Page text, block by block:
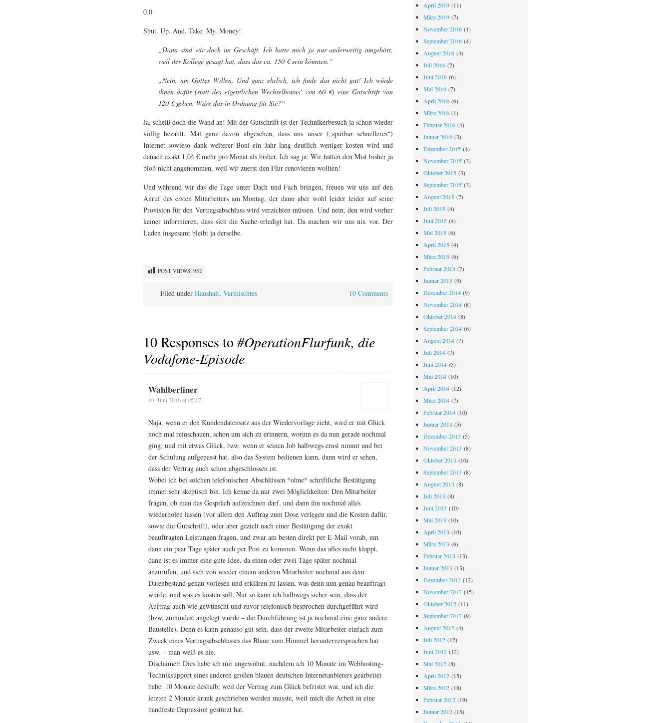
0.0
Shut. Up. And. Take. My. Money!
„Dann sind wir doch im Geschäft. Ich hatte mich ja nur anderweitig umgehört,
weil der Kollege gesagt hat, dass das ca. 150 € sein könnten.“
„Nein, um Gottes Willen. Und ganz ehrlich, ich finde das nicht gut! Ich würde
ihnen dafür (statt des eigentlichen Wechselbonus‘ von 60 €) eine Gutschrift von
120 € geben. Wäre das in Ordnung für Sie?“
Ja, scheiß doch die Wand an! Mit der Gutschrift ist der Technikerbesuch ja schon wieder
völlig bezahlt. Mal ganz davon abgesehen, dass uns unser („spürbar schnelleres“)
Internet sowieso dank weiterer Boni ein Jahr lang deutlich weniger kosten wird und
danach exakt 1,04 € mehr pro Monat als bisher. Ich sag ja: Wir hatten den Mist bisher ja
bloß nicht angenommen, weil wir zuerst den Flur renovieren wollten!
Und während wir das die Tage unter Dach und Fach bringen, freuen wir uns auf den
Anruf des ersten Mitarbeiters am Montag, der dann aber wohl leider leider auf seine
Provision für den Vertragsabschluss wird verzichten müssen. Und nein, den wird vorher
keiner informieren, dass sich die Sache erledigt hat. Da machen wir uns nix vor. Der
Laden insgesamt bleibt ja derselbe.
POST VIEWS: 952
10 Comments
Filed under Haushalt, Vermischtes
10 Responses to#OperationFlurfunk, die
Vodafone-Episode
Wahlberliner
10. Juni 2016 at 05:17
Naja, wenn er den Kundendatensatz aus der Wiedervorlage zieht, wird er mit Glück
noch mal reinschauen, schon um sich zu erinnern, worum es da nun gerade nochmal
ging, und mit etwas Glück, bzw. wenn er seinen Job halbwegs ernst nimmt und bei
der Schulung aufgepasst hat, also das System bedienen kann, dann wird er sehen,
dass der Vertrag auch schon abgeschlossen ist.
Wobei ich bei solchen telefonischen Abschlüssen *ohne* schriftliche Bestätigung
immer sehr skeptisch bin. Ich kenne da nur zwei Möglichkeiten: Den Mitarbeiter
fragen, ob man das Gespräch aufzeichnen darf, und dann ihn nochmal alles
wiederholen lassen (vor allem den Auftrag zum Dose verlegen und die Kosten dafür,
sowie die Gutschrift), oder aber gezielt nach einer Bestätigung der exakt
beauftragten Leistungen fragen, und zwar am besten direkt per E-Mail vorab, um
dann ein paar Tage später auch per Post zu kommen. Wenn das alles nicht klappt,
dann ist es immer eine gute Idee, da einen oder zwei Tage später nochmal
anzurufen, und sich von wieder einem anderen Mitarbeiter nochmal aus dem
Datenbestand genau vorlesen und erklären zu lassen, was denn nun genau beauftragt
wurde, und was es kosten soll. Nur so kann ich halbwegs sicher sein, dass der
Auftrag auch wie gewünscht und zuvor telefonisch besprochen durchgeführt wird
(bzw. zumindest angelegt wurde – die Durchführung ist ja nochmal eine ganz andere
Baustelle). Denn es kann genauso gut sein, dass der zweite Mitarbeiter einfach zum
Zweck eines Vertragsabschlusses das Blaue vom Himmel herunterversprochen hat
usw. – man weiß es nie.
Disclaimer: Dies habe ich mir angewöhnt, nachdem ich 10 Monate im Webhosting-
Techniksupport eines anderen großen blauen deutschen Internetanbieters gearbeitet
habe. 10 Monate deshalb, weil der Vertrag zum Glück befristet war, und ich die
letzten 2 Monate krank geschrieben werden musste, weil mich die Arbeit in eine
handfeste Depression gestürzt hat.
April 2019(11)
März 2019(7)
November 2016(1)
September 2016(4)
August 2016(4)
Juli 2016(2)
Juni 2016(6)
Mai 2016(7)
April 2016(6)
März 2016(1)
Februar 2016(4)
Januar 2016(3)
Dezember 2015(4)
November 2015(3)
Oktober 2015(3)
September 2015(3)
August 2015(7)
Juli 2015(4)
Juni 2015(4)
Mai 2015(6)
April 2015(4)
März 2015(6)
Februar 2015(7)
Januar 2015(9)
Dezember 2014(9)
November 2014(8)
Oktober 2014(8)
September 2014(6)
August 2014(7)
Juli 2014(7)
Juni 2014(5)
Mai 2014(10)
April 2014(12)
März 2014(7)
Februar 2014(10)
Januar 2014(5)
Dezember 2013 (5)
November 2013 (8)
Oktober 2013 (10)
September 2013 (8)
August 2013 (8)
Juli 2013 (8)
Juni 2013 (10)
Mai 2013 (10)
April 2013 (10)
März 2013 (6)
Februar 2013 (13)
Januar 2013 (13)
Dezember 2012(12)
November 2012(15)
Oktober 2012(11)
September 2012(9)
August 2012(4)
Juli 2012(12)
Juni 2012(12)
Mai 2012(8)
April 2012(15)
März 2012(18)
Februar 2012(19)
Januar 2012(15)